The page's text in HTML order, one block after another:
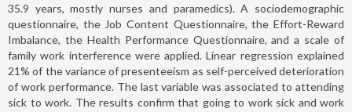
35.9 years, mostly nurses and paramedics). A sociodemographic
questionnaire, the Job Content Questionnaire, the Effort-Reward
Imbalance, the Health Performance Questionnaire, and a scale of
family work interference were applied. Linear regression explained
21% of the variance of presenteeism as self-perceived deterioration
of work performance. The last variable was associated to attending
sick to work. The results confirm that going to work sick and work